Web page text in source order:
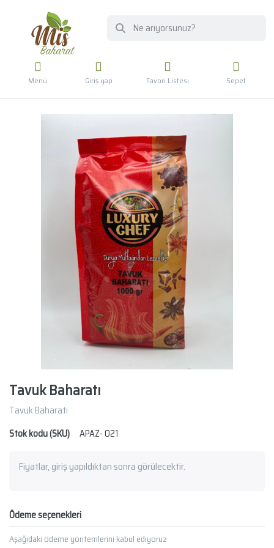
Menü Giriş yap Favori Listesi Sepet
Tavuk Baharatı
Tavuk Baharatı
Stok kodu (SKU)
APAZ- 021
Fiyatlar, giriş yapıldıktan sonra görülecektir.
Ödeme seçenekleri
Aşağıdaki ödeme yöntemlerini kabul ediyoruz